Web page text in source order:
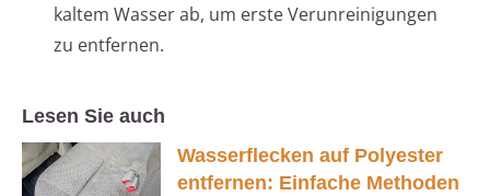
kaltem Wasser ab, um erste Verunreinigungen
zu entfernen.
Lesen Sie auch
Wasserflecken auf Polyester
entfernen: Einfache Methoden